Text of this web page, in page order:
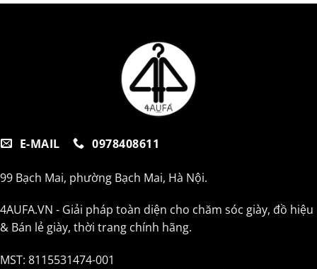
E-MAIL 0978408611
99 Bạch Mai, phường Bạch Mai, Hà Nội.
4AUFA.VN - Giải pháp toàn diện cho chăm sóc giày, đồ hiệu
& Bán lẻ giày, thời trang chính hãng.
MST: 8115531474-001